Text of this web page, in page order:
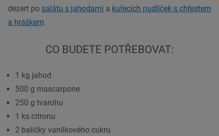
dezert po salátu s jahodami a kuřecích nudliček s chřestem
a hráškem.
CO BUDETE POTŘEBOVAT:
1 kg jahod
500 g mascarpone
250 g tvarohu
1 ks citronu
2 balíčky vanilkového cukru